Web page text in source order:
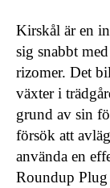
Kirskål är en
sig snabbt
rizomer. Det
växter i
grund av sin
försök att
använda en
Roundup